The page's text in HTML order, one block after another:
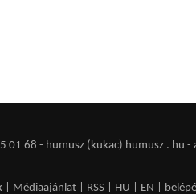
01 68 - humusz (kukac) humusz . hu -
Médiaajánlat RSS HU EN